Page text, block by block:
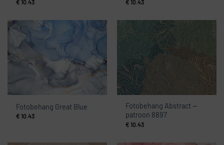
€ 10.43 € 10.43
Fotobehang Great Blue
€ 10.43
Fotobehang Abstract —
patroon 8897
€ 10.43